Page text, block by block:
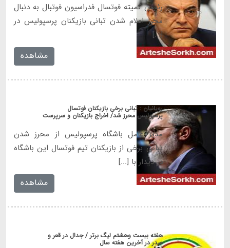
رئیس کمیته فوتسال فدراسیون فوتبال به دنبال
محرز اعلام شدن تبانی بازیکنان پرسپولیس در
[...]
مشاهده
رویانیان : تبانی برخی بازیکنان فوتسال
پرسپولیس محرز شد/ اخراج بازیکنان و سرپرست
مدیر عامل باشگاه پرسپولیس از محرز شدن
تباتی برخی از بازیکنان تیم فوتسال این باشگاه
در دیدار با [...]
مشاهده
هفته بیست وهشتم لیگ برتر / جدال در قعر و
صدر در آخرین هفته سال